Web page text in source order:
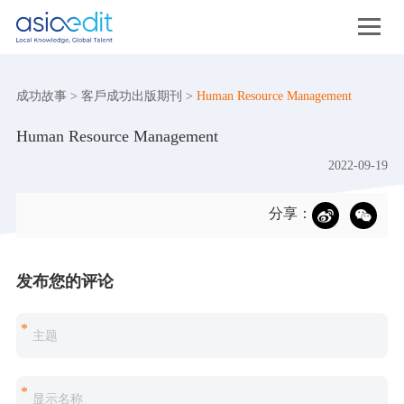
成功故事> 客戶成功出版期刊 > Human Resource Management
Human Resource Management
2022-09-19
分享：
发布您的评论
*
*